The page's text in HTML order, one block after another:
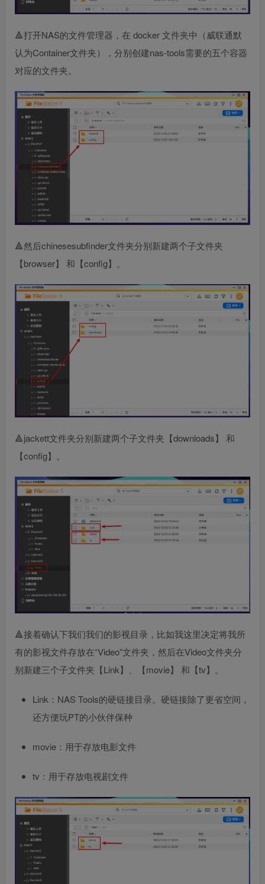
🔺打开NAS的文件管理器，在 docker 文件夹中（威联通默
认为Container文件夹），分别创建nas-tools需要的五个容器
对应的文件夹。
🔺然后chinesesubfinder文件夹分别新建两个子文件夹
【browser】 和【config】。
🔺jackett文件夹分别新建两个子文件夹【downloads】 和
【config】。
🔺接着确认下我们我们的影视目录，比如我这里决定将我所
有的影视文件存放在“Video”文件夹，然后在Video文件夹分
别新建三个子文件夹【Link】、【movie】 和【tv】。
Link：NAS Tools的硬链接目录。硬链接除了更省空间，
还方便玩PT的小伙伴保种
movie：用于存放电影文件
tv：用于存放电视剧文件